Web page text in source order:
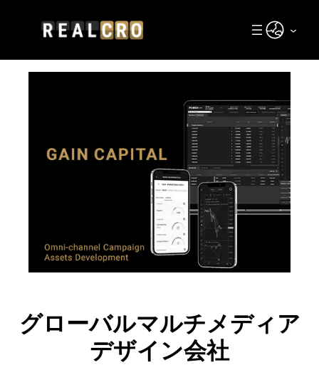
ス
日本語
グローバルマルチメディア
デザイン会社